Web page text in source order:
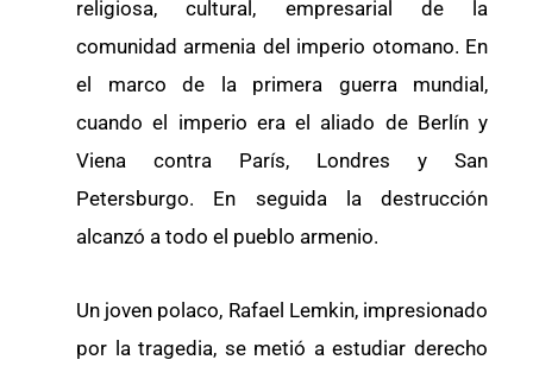
religiosa, cultural, empresarial de la
comunidad armenia del imperio otomano. En
el marco de la primera guerra mundial,
cuando el imperio era el aliado de Berlín y
Viena contra París, Londres y San
Petersburgo. En seguida la destrucción
alcanzó a todo el pueblo armenio.
Un joven polaco, Rafael Lemkin, impresionado
por la tragedia, se metió a estudiar derecho